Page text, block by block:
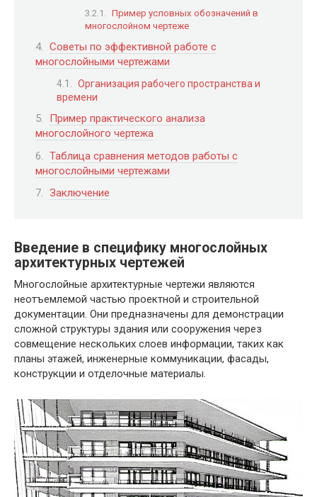
Пример условных обозначений в
многослойном чертеже
Советы по эффективной работе с
многослойными чертежами
Организация рабочего пространства и
времени
Пример практического анализа
многослойного чертежа
Таблица сравнения методов работы с
многослойными чертежами
Заключение
Введение в специфику многослойных
архитектурных чертежей
Многослойные архитектурные чертежи являются
неотъемлемой частью проектной и строительной
документации. Они предназначены для демонстрации
сложной структуры здания или сооружения через
совмещение нескольких слоев информации, таких как
планы этажей, инженерные коммуникации, фасады,
конструкции и отделочные материалы.